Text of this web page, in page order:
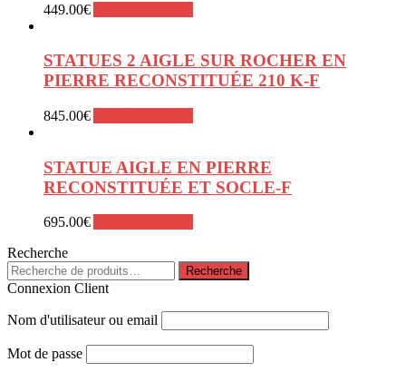
449.00€
STATUES 2 AIGLE SUR ROCHER EN
PIERRE RECONSTITUÉE 210 K-F
845.00€
STATUE AIGLE EN PIERRE
RECONSTITUÉE ET SOCLE-F
695.00€
Recherche
Recherche
pour :
Recherche
Connexion Client
Nom d'utilisateur ou email
Mot de passe